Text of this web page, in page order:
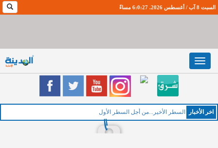
السبت 8 آب / أغسطس 2026. 6:0:28 مساءً
Toggle
navigation
اخر اﻷخبار